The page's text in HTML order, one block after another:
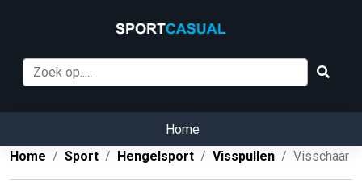
Home
Home
Sport Hengelsport Visspullen Visschaar